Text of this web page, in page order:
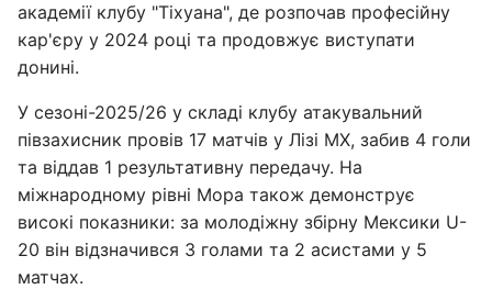
академії клубу "Тіхуана", де розпочав професійну
кар'єру у 2024 році та продовжує виступати
донині.
У сезоні-2025/26 у складі клубу атакувальний
півзахисник провів 17 матчів у Лізі MX, забив 4 голи
та віддав 1 результативну передачу. На
міжнародному рівні Мора також демонструє
високі показники: за молодіжну збірну Мексики U-
20 він відзначився 3 голами та 2 асистами у 5
матчах.